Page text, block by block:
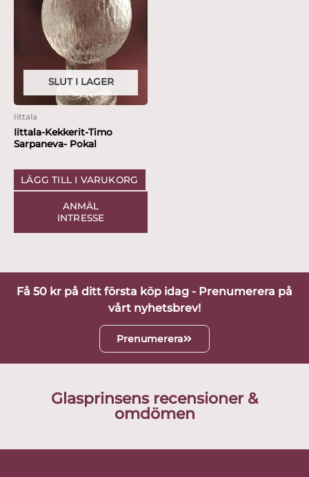
SLUT I LAGER
Iittala
Iittala-Kekkerit-Timo
Sarpaneva- Pokal
LÄGG TILL I VARUKORG
ANMÄL
INTRESSE
Få 50 kr på ditt första köp idag - Prenumerera på
vårt nyhetsbrev!
Prenumerera
Glasprinsens recensioner &
omdömen